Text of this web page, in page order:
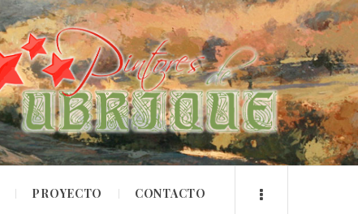
PROYECTO CONTACTO